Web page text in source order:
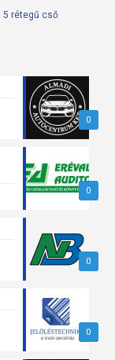
5 rétegű cső
0
0
0
0